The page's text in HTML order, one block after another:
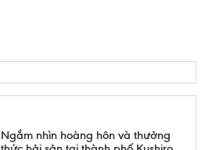
Ngắm nhìn hoàng hôn và thưởng